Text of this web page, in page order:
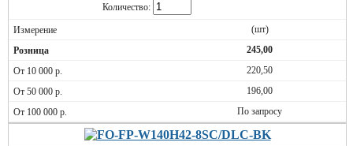
Количество:
(шт)
245,00
220,50
196,00
По запросу